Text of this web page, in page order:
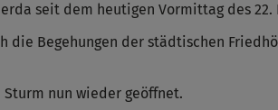
seit dem heutigen Vormittag des 22.
die Begehungen der städtischen
nun wieder geöffnet.